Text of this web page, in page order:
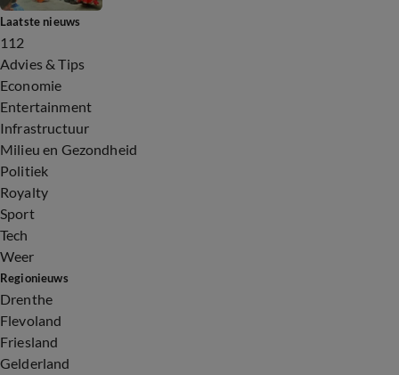
Laatste nieuws
112
Advies & Tips
Economie
Entertainment
Infrastructuur
Milieu en Gezondheid
Politiek
Royalty
Sport
Tech
Weer
Regionieuws
Drenthe
Flevoland
Friesland
Gelderland